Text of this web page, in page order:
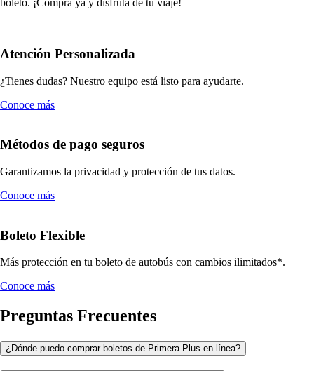
boleto. ¡Compra ya y disfruta de tu viaje!
Atención Personalizada
¿Tienes dudas? Nuestro equipo está listo para ayudarte.
Conoce más
Métodos de pago seguros
Garantizamos la privacidad y protección de tus datos.
Conoce más
Boleto Flexible
Más protección en tu boleto de autobús con cambios ilimitados*.
Conoce más
Preguntas Frecuentes
¿Dónde puedo comprar boletos de Primera Plus en línea?